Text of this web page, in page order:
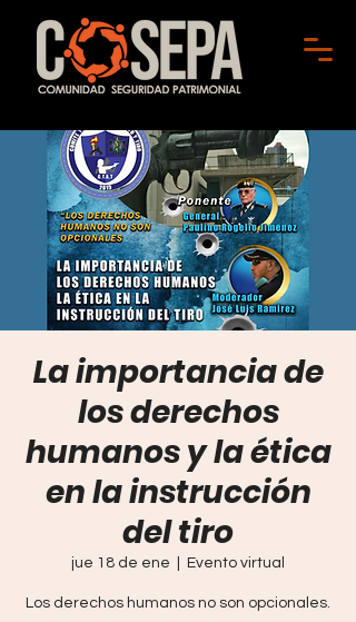
La importancia de
los derechos
humanos y la ética
en la instrucción
del tiro
jue 18 de ene Evento virtual
Los derechos humanos no son opcionales.